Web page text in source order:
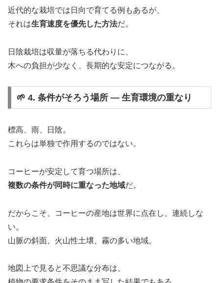
近代的な栽培では日向で育てる例もあるが、
それは生育速度を優先した方法だ。
日陰栽培は収量が落ちる代わりに、
木への負担が少なく、長期的な安定につながる。
🌱 4. 条件がそろう場所 ― 生育環境の重なり
標高、雨、日陰。
これらは単独で作用するのではない。
コーヒーが安定して育つ場所は、
複数の条件が同時に重なった地域だ。
だからこそ、コーヒーの産地は世界に点在し、連続しな
い。
山脈の斜面、火山性土壌、霧の多い地域。
地図上で見ると不思議な分布は、